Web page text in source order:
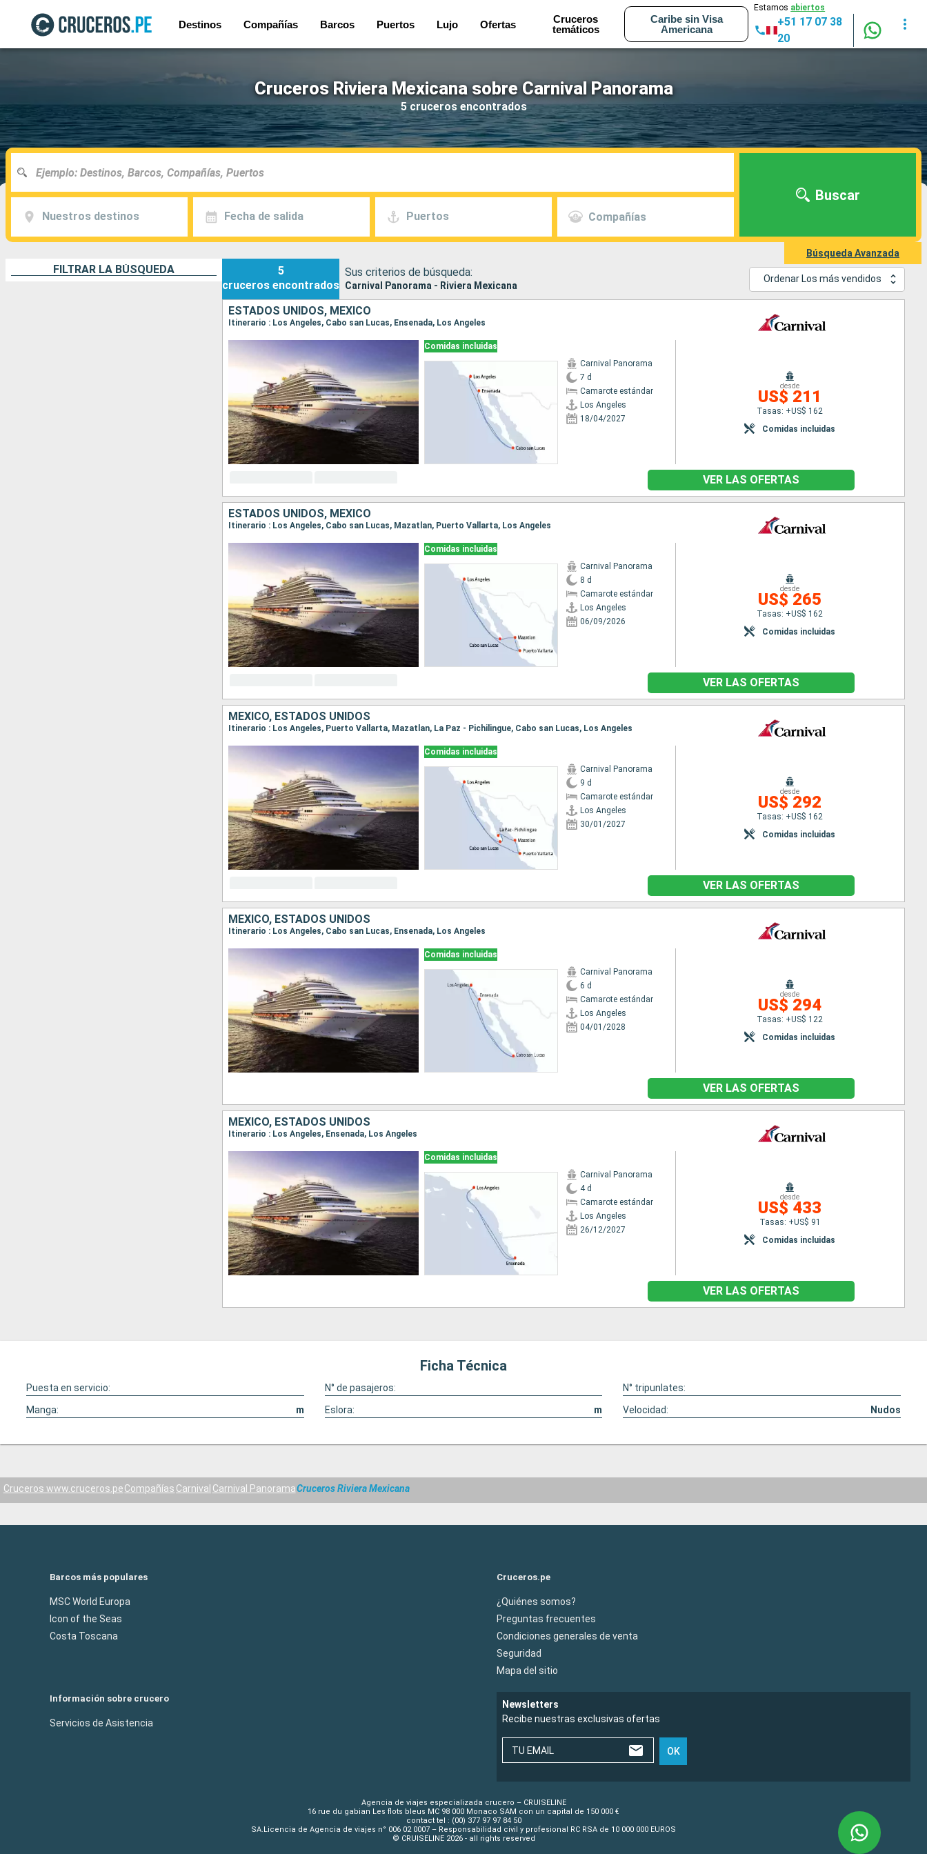
Destinos Compañías Barcos Puertos Lujo Ofertas
Cruceros
temáticos
Caribe sin Visa
Americana
Estamos abiertos
+51 17 07 38
20
Cruceros Riviera Mexicana sobre Carnival Panorama
5 cruceros encontrados
Nuestros destinos Fecha de salida Puertos Compañías
Buscar
Búsqueda Avanzada
FILTRAR LA BÚSQUEDA
5
cruceros encontrados
Sus criterios de búsqueda:
Carnival Panorama - Riviera Mexicana
Ordenar Los más vendidos
ESTADOS UNIDOS, MÉXICO
Itinerario : Los Angeles, Cabo san Lucas, Ensenada, Los Angeles
Comidas incluidas
Carnival Panorama
7 d
Camarote estándar
Los Angeles
18/04/2027
desde
US$ 211
Tasas: +US$ 162
Comidas incluidas
VER LAS OFERTAS
ESTADOS UNIDOS, MÉXICO
Itinerario : Los Angeles, Cabo san Lucas, Mazatlan, Puerto Vallarta, Los Angeles
Comidas incluidas
Carnival Panorama
8 d
Camarote estándar
Los Angeles
06/09/2026
desde
US$ 265
Tasas: +US$ 162
Comidas incluidas
VER LAS OFERTAS
MÉXICO, ESTADOS UNIDOS
Itinerario : Los Angeles, Puerto Vallarta, Mazatlan, La Paz - Pichilingue, Cabo san Lucas, Los Angeles
Comidas incluidas
Carnival Panorama
9 d
Camarote estándar
Los Angeles
30/01/2027
desde
US$ 292
Tasas: +US$ 162
Comidas incluidas
VER LAS OFERTAS
MÉXICO, ESTADOS UNIDOS
Itinerario : Los Angeles, Cabo san Lucas, Ensenada, Los Angeles
Comidas incluidas
Carnival Panorama
6 d
Camarote estándar
Los Angeles
04/01/2028
desde
US$ 294
Tasas: +US$ 122
Comidas incluidas
VER LAS OFERTAS
MÉXICO, ESTADOS UNIDOS
Itinerario : Los Angeles, Ensenada, Los Angeles
Comidas incluidas
Carnival Panorama
4 d
Camarote estándar
Los Angeles
26/12/2027
desde
US$ 433
Tasas: +US$ 91
Comidas incluidas
VER LAS OFERTAS
Ficha Técnica
Puesta en servicio: N° de pasajeros:
N° tripunlates:
Manga:
m Eslora: m Velocidad: Nudos
Cruceros www.cruceros.peCompañías Carnival Carnival PanoramaCruceros Riviera Mexicana
Barcos más populares
MSC World Europa
Icon of the Seas
Costa Toscana
Cruceros.pe
¿Quiénes somos?
Preguntas frecuentes
Condiciones generales de venta
Seguridad
Mapa del sitio
Información sobre crucero
Servicios de Asistencia
Newsletters
Recibe nuestras exclusivas ofertas
TU EMAIL OK
Agencia de viajes especializada crucero – CRUISELINE
16 rue du gabian Les flots bleus MC 98 000 Monaco SAM con un capital de 150 000 €
contact tel : (00) 377 97 97 84 50
SA.Licencia de Agencia de viajes n° 006 02 0007 – Responsabilidad civil y profesional RC RSA de 10 000 000 EUROS
© CRUISELINE 2026 - all rights reserved